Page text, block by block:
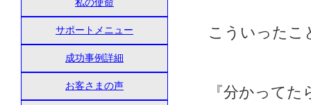
こういったこ
『分かって
私の使命
サポートメニュー
成功事例詳細
お客さまの声